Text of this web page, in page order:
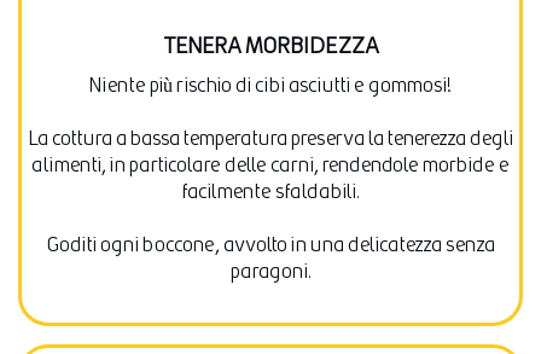
TENERA MORBIDEZZA
Niente più rischio di cibi asciutti e gommosi!
La cottura a bassa temperatura preserva la tenerezza degli
alimenti, in particolare delle carni, rendendole morbide e
facilmente sfaldabili.
Goditi ogni boccone, avvolto in una delicatezza senza
paragoni.